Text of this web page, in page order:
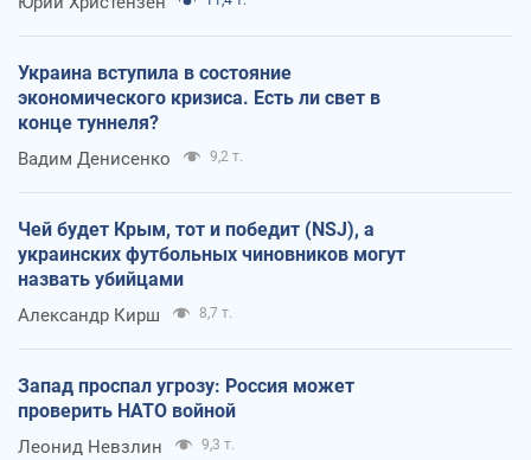
Украина вступила в состояние
экономического кризиса. Есть ли свет в
конце туннеля?
Вадим Денисенко 9,2 т.
Чей будет Крым, тот и победит (NSJ), а
украинских футбольных чиновников могут
назвать убийцами
Александр Кирш 8,7 т.
Запад проспал угрозу: Россия может
проверить НАТО войной
Леонид Невзлин 9,3 т.